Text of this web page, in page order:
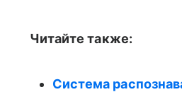
Читайте также:
Система